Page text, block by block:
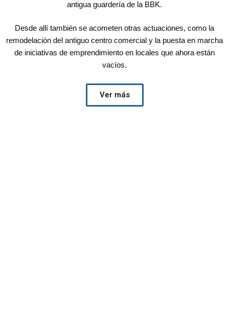
antigua guardería de la BBK.
Desde allí también se acometen otras actuaciones, como la
remodelación del antiguo centro comercial y la puesta en marcha
de iniciativas de emprendimiento en locales que ahora están
vacíos.
Ver más